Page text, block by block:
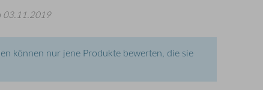
03.11.2019
können nur jene Produkte bewerten, die sie